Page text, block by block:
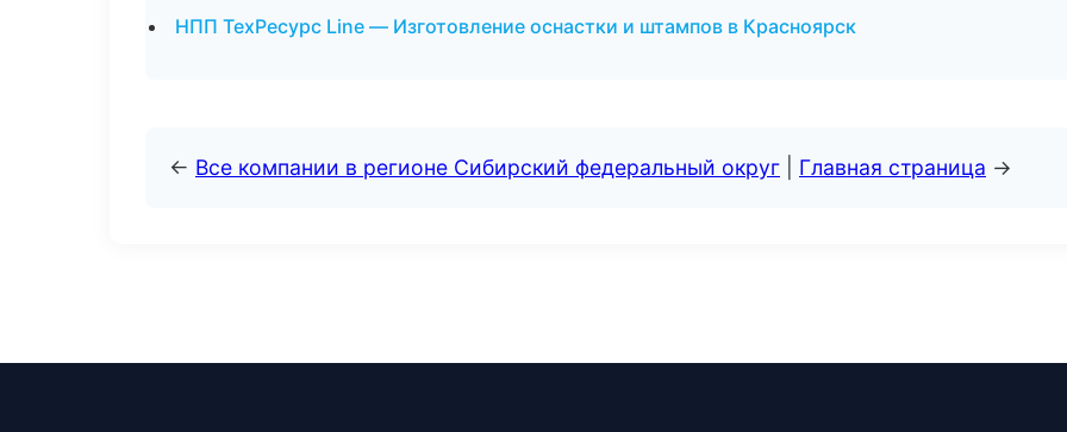
НПП ТехРесурс Line — Изготовление оснастки и штампов в Красноярск
← Все компании в регионе Сибирский федеральный округ Главная страница →